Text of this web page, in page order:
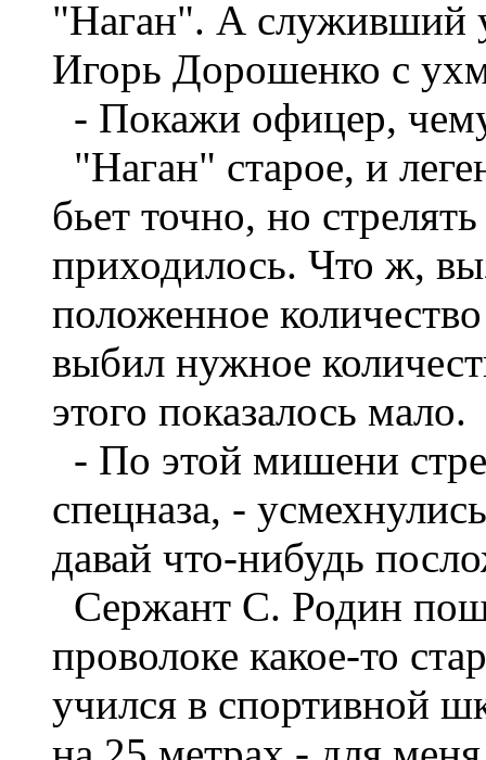
"Наган". А служивший
Игорь Дорошенко с
- Покажи офицер,
"Наган" старое, и
бьет точно, но
приходилось. Что ж,
положенное
выбил нужное
этого показалось мало.
- По этой мишени
спецназа, -
давай что-нибудь
Сержант С. Родин
проволоке какое-то
учился в спортивной